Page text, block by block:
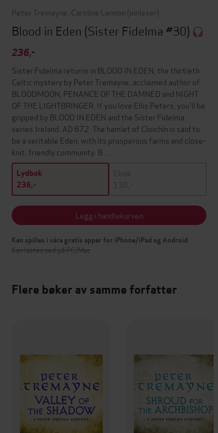
Peter Tremayne Caroline Lennon (innleser)
Blood in Eden (Sister Fidelma #30)
236,-
Sister Fidelma returns in BLOOD IN EDEN, the thirtieth
Celtic mystery by Peter Tremayne, acclaimed author of
BLOODMOON, PENANCE OF THE DAMNED and NIGHT
OF THE LIGHTBRINGER. If you love Ellis Peters, you'll be
gripped by BLOOD IN EDEN and the Sister Fidelma
series.Ireland. AD 672. The hamlet of Cloichín is said to
be a veritable Eden, with its prosperous farms and close-
knit, friendly community. B…
Lydbok
236,-
Ebok
130,-
Legg i handlekurven
Kan spilles i våre gratis apper for iPhone/iPad og Android
Kan lastes ned på PC/Mac
Flere bøker av samme forfatter